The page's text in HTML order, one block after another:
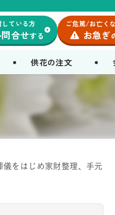
供花の注文
ている方
合せする
ご危篤/お亡く
お急ぎ
をはじめ家財整理、手元